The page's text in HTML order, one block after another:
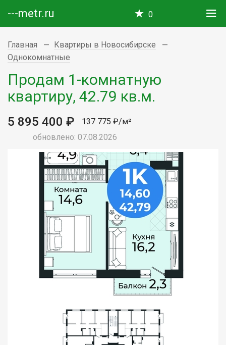
---metr.ru 0
Главная
Квартиры в Новосибирске
Однокомнатные
Продам 1-комнатную
квартиру, 42.79 кв.м.
5 895 400 ₽
137 775 ₽/м²
обновлено: 07.08.2026